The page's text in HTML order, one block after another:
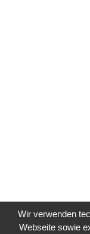
Wir verwenden
Webseite sowie